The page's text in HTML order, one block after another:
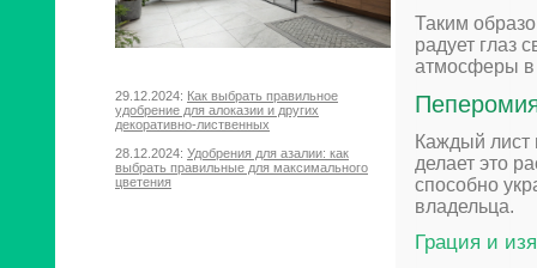
29.12.2024: Как выбрать правильное
удобрение для алоказии и других
декоративно-лиственных
28.12.2024: Удобрения для азалии: как
выбрать правильные для максимального
цветения
Таким
радует глаз
атмосферы в
Каждый лист
делает это
способно
владельца.
Грация и